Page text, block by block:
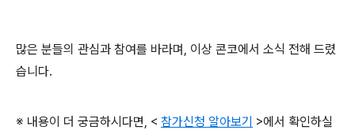
많은 분들의 관심과 참여를 바라며, 이상 콘코에서 소식 전해 드렸
습니다.
※ 내용이 더 궁금하시다면, < 참가신청 알아보기 >에서 확인하실